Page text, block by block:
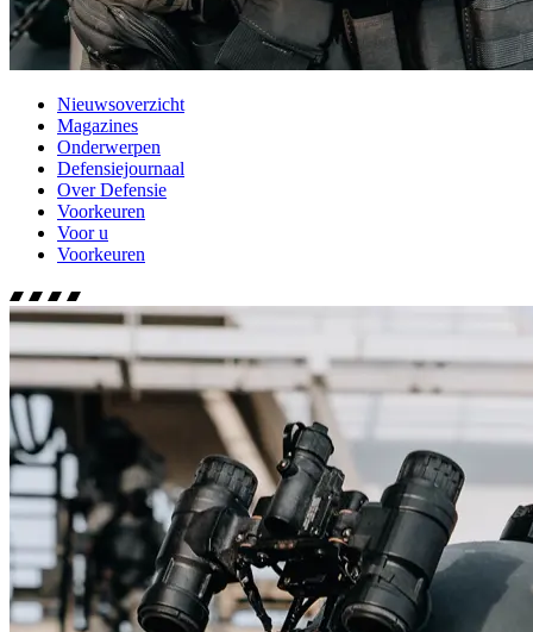
Nieuwsoverzicht
Magazines
Onderwerpen
Defensiejournaal
Over Defensie
Voorkeuren
Voor u
Voorkeuren